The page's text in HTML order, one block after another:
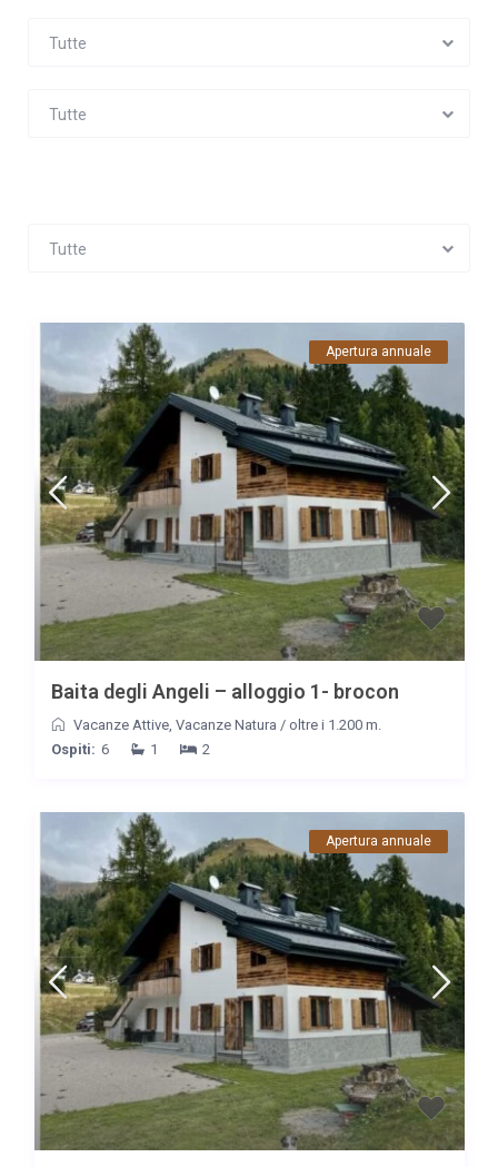
Tutte
Tutte
Tutte
Apertura annuale
Baita degli Angeli – alloggio 1- brocon
Vacanze Attive, Vacanze Natura / oltre i 1.200 m.
Ospiti: 6 1 2
Apertura annuale